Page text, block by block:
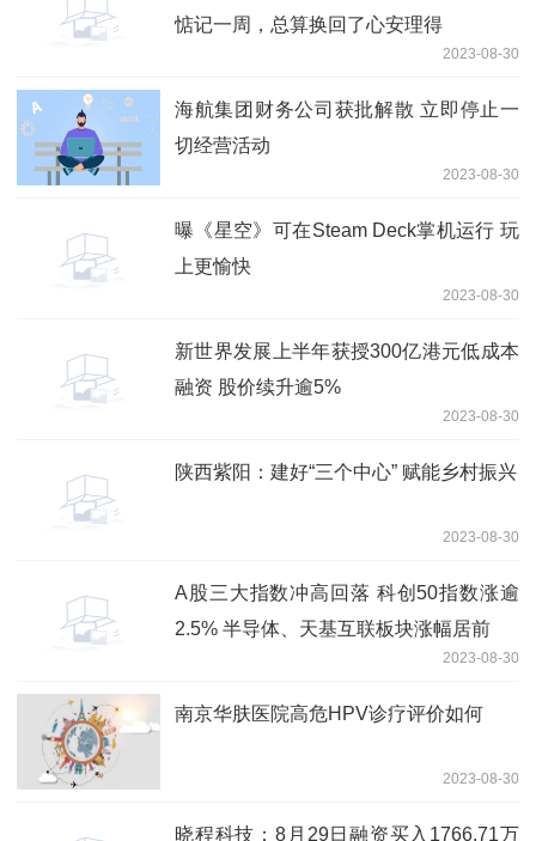
惦记一周，总算换回了心安理得
2023-08-30
海航集团财务公司获批解散 立即停止一
切经营活动
2023-08-30
曝《星空》可在Steam Deck掌机运行 玩
上更愉快
2023-08-30
新世界发展上半年获授300亿港元低成本
融资 股价续升逾5%
2023-08-30
陕西紫阳：建好“三个中心” 赋能乡村振兴
2023-08-30
A股三大指数冲高回落 科创50指数涨逾
2.5% 半导体、天基互联板块涨幅居前
2023-08-30
南京华肤医院高危HPV诊疗评价如何
2023-08-30
晓程科技：8月29日融资买入1766.71万